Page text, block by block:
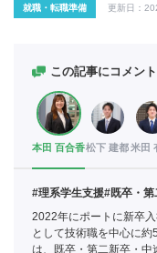
就職・転職準備 更新日：
この記事にコメン
本田 百合香松下 建都米田
#理系学生支援#既卒・第
2022年にポートに新卒
として技術職を中心に
は、既卒・第二新卒・